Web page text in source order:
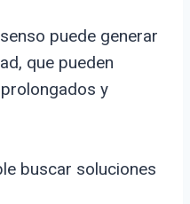
puede generar
que pueden
y
buscar soluciones